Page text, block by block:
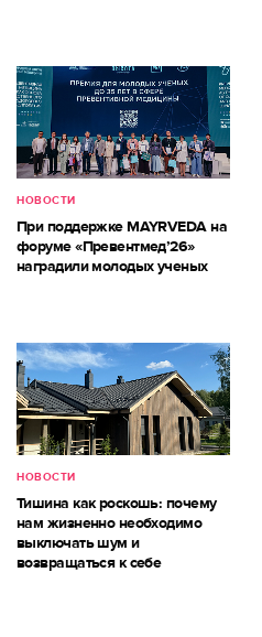
НОВОСТИ
При поддержке MAYRVEDA на
форуме «Превентмед’26»
наградили молодых ученых
НОВОСТИ
Тишина как роскошь: почему
нам жизненно необходимо
выключать шум и
возвращаться к себе